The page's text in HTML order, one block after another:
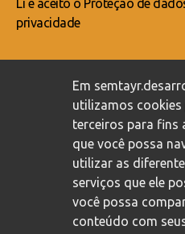
Li e aceito o Proteção de
privacidade
Política de privacidade
/
Em
utilizamos cookies
terceiros para fins
que você possa
utilizar as
serviços que ele
você possa
conteúdo com